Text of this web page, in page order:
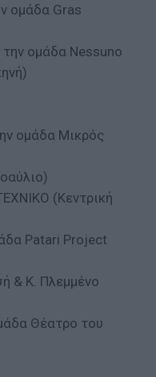
ομάδα Gras
ομάδα Νessuno
ομάδα Μικρός
(Κεντρική
Patari Project
& Κ. Πλεμμένο
Θέατρο του